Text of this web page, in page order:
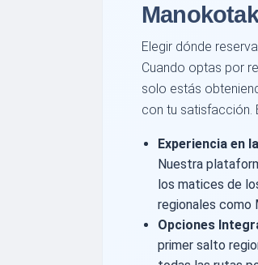
Elegir dónde
Cuando optas por
solo estás
con tu satisfacción.
Experiencia en
Nuestra
los matices de
regionales como
Opciones
primer salto